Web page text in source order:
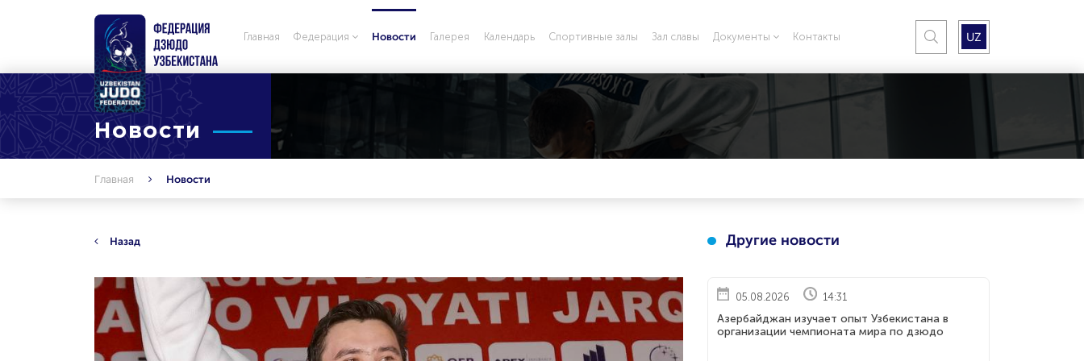
Главная Федерация Новости Галерея Календарь Спортивные залы Зал славы Документы Контакты UZ
Новости
Главная Новости
Назад Другие новости
05.08.2026 14:31
Азербайджан изучает опыт Узбекистана в
организации чемпионата мира по дзюдо